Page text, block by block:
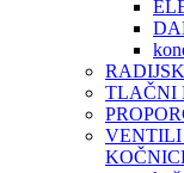
TLAČNI
VENTILI